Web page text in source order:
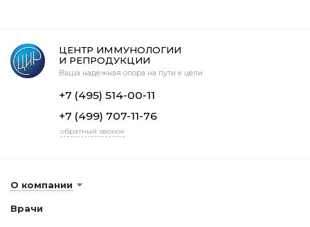
ЦЕНТР ИММУНОЛОГИИ
И РЕПРОДУКЦИИ
Ваша надежная опора на пути к цели
+7 (495) 514-00-11
+7 (499) 707-11-76
обратный звонок
О компании
Врачи